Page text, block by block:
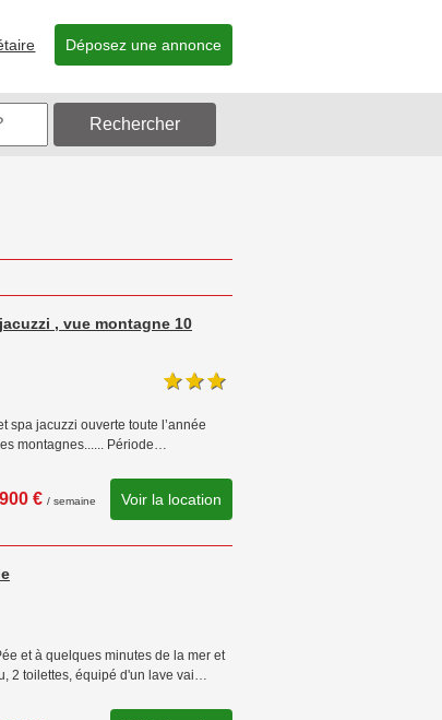
Déposez une annonce
Rechercher
, vue montagne 10
spa jacuzzi ouverte toute l’année
montagnes...... Période…
€ / semaine Voir la location
et à quelques minutes de la mer et
2 toilettes, équipé d'un lave vai…